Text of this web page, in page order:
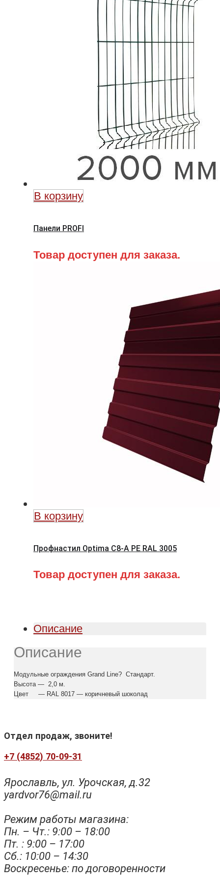
В корзину
Панели PROFI
Товар доступен для заказа.
В корзину
Профнастил Optima C8-A PE RAL 3005
Товар доступен для заказа.
Описание
Описание
Модульные ограждения Grand Line? Стандарт.
Высота — 2,0 м.
Цвет — RAL 8017 — коричневый шоколад
Отдел продаж, звоните!
+7 (4852) 70-09-31
Ярославль, ул. Урочская, д.32
yardvor76@mail.ru
Режим работы магазина:
Пн. – Чт.: 9:00 – 18:00
Пт. : 9:00 – 17:00
Сб.: 10:00 – 14:30
Воскресенье: по договоренности